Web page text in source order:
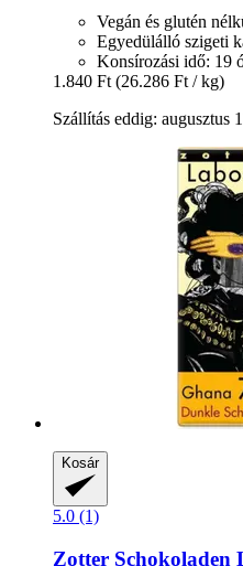
Vegán és glutén
Egyedülálló szigeti
Konsírozási idő: 19
1.840 Ft (26.286 Ft / kg)
Szállítás eddig: augusztus
Kosár
5.0 (1)
Zotter Schokoladen